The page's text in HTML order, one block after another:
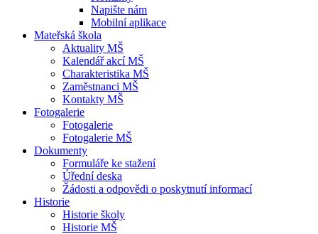
Napište nám
Mobilní aplikace
Mateřská škola
Aktuality MŠ
Kalendář akcí MŠ
Charakteristika MŠ
Zaměstnanci MŠ
Kontakty MŠ
Fotogalerie
Fotogalerie
Fotogalerie MŠ
Dokumenty
Formuláře ke stažení
Úřední deska
Žádosti a odpovědi o poskytnutí informací
Historie
Historie školy
Historie MŠ